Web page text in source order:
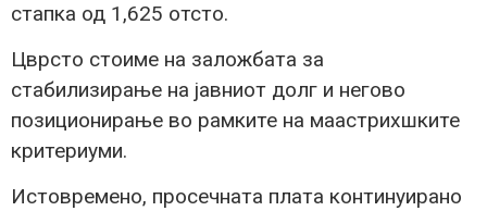
стапка од 1,625 отсто.
Цврсто стоиме на заложбата за
стабилизирање на јавниот долг и негово
позиционирање во рамките на маастрихшките
критериуми.
Истовремено, просечната плата континуирано